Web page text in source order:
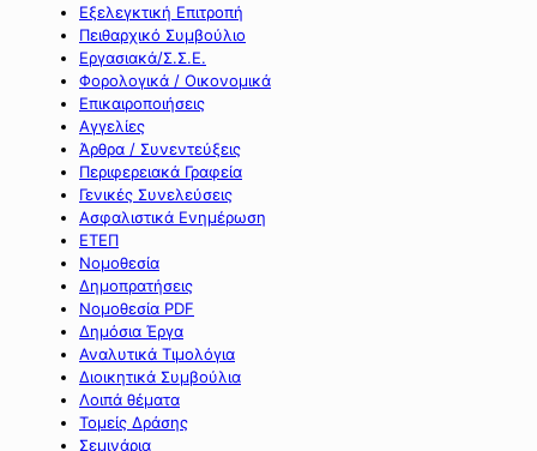
Εξελεγκτική Επιτροπή
Πειθαρχικό Συμβούλιο
Εργασιακά/Σ.Σ.Ε.
Φορολογικά / Οικονομικά
Επικαιροποιήσεις
Αγγελίες
Άρθρα / Συνεντεύξεις
Περιφερειακά Γραφεία
Γενικές Συνελεύσεις
Ασφαλιστικά Ενημέρωση
ΕΤΕΠ
Νομοθεσία
Δημοπρατήσεις
Νομοθεσία PDF
Δημόσια Έργα
Αναλυτικά Τιμολόγια
Διοικητικά Συμβούλια
Λοιπά θέματα
Τομείς Δράσης
Σεμινάρια